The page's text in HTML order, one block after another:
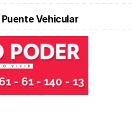
Vehicular